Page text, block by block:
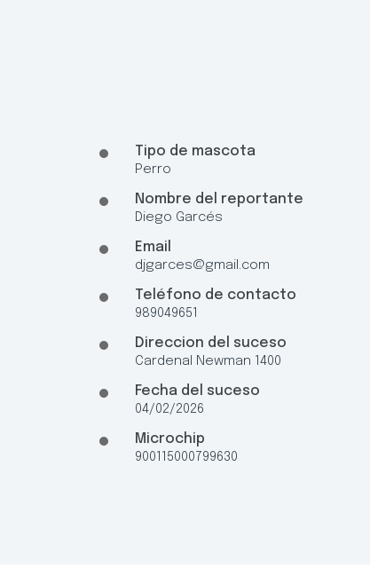
Tipo de mascota
Perro
Nombre del reportante
Diego Garcés
Email
djgarces@gmail.com
Teléfono de contacto
989049651
Direccion del suceso
Cardenal Newman 1400
Fecha del suceso
04/02/2026
Microchip
900115000799630